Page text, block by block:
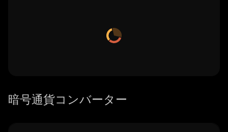
暗号通貨コンバーター